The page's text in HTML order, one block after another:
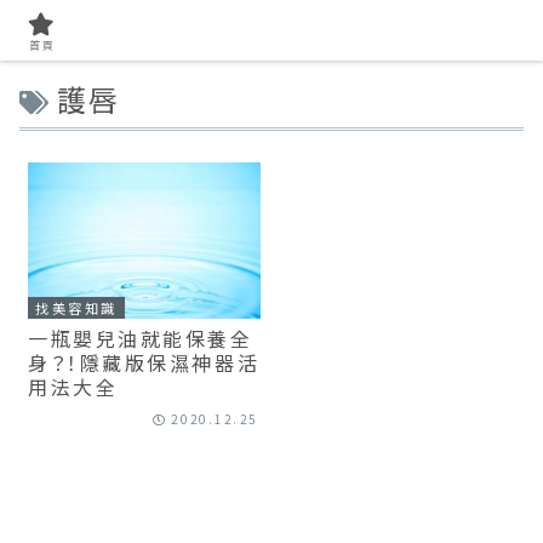
護唇
找美容知識
一瓶嬰兒油就能保養全
身？！隱藏版保濕神器活
用法大全
2020.12.25
首頁